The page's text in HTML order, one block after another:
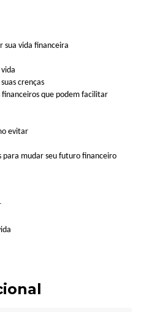
sua vida financeira
crenças
financeiros que podem facilitar
evitar
para mudar seu futuro financeiro